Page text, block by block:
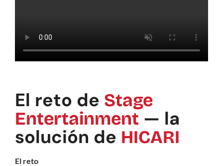
El reto de Stage
Entertainment — la
solución de HICARI
El reto